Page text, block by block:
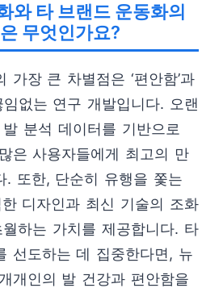
와 타 브랜드 운동화의
무엇인가요?
가장 큰 차별점은 ‘편안함’과
임없는 연구 개발입니다. 오랜
분석 데이터를 기반으로
은 사용자들에게 최고의 만
. 또한, 단순히 유행을 쫓는
디자인과 최신 기술의 조화
하는 가치를 제공합니다. 타
선도하는 데 집중한다면, 뉴
개인의 발 건강과 편안함을